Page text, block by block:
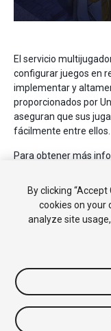
El servicio
configurar juegos en
implementar y
proporcionados por
aseguran que sus
fácilmente entre ellos.
Para obtener más
Multiplayer
Copyright © 2019 Unity
Tutoriales
Conocimientos
By clicking
cookies on your
analyze site